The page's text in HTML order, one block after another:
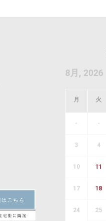
8月, 2026
月 火
- -
3 4
10 11
17 18
24 25